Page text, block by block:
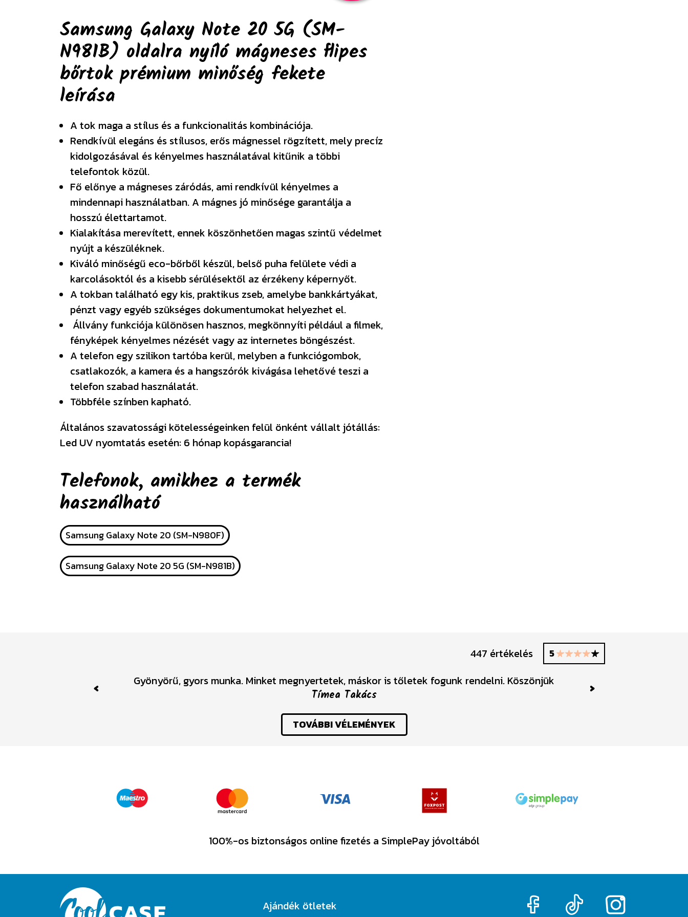
Samsung Galaxy Note 20 5G (SM-
N981B) oldalra nyíló mágneses flipes
bőrtok prémium minőség fekete
leírása
A tok maga a stílus és a funkcionalitás kombinációja.
Rendkívül elegáns és stílusos, erős mágnessel rögzített, mely precíz
kidolgozásával és kényelmes használatával kitűnik a többi
telefontok közül.
Fő előnye a mágneses záródás, ami rendkívül kényelmes a
mindennapi használatban. A mágnes jó minősége garantálja a
hosszú élettartamot.
Kialakítása merevített, ennek köszönhetően magas szintű védelmet
nyújt a készüléknek.
Kiváló minőségű eco-bőrből készül, belső puha felülete védi a
karcolásoktól és a kisebb sérülésektől az érzékeny képernyőt.
A tokban található egy kis, praktikus zseb, amelybe bankkártyákat,
pénzt vagy egyéb szükséges dokumentumokat helyezhet el.
Állvány funkciója különösen hasznos, megkönnyíti például a filmek,
fényképek kényelmes nézését vagy az internetes böngészést.
A telefon egy szilikon tartóba kerül, melyben a funkciógombok,
csatlakozók, a kamera és a hangszórók kivágása lehetővé teszi a
telefon szabad használatát.
Többféle színben kapható.
Általános szavatossági kötelességeinken felül önként vállalt jótállás:
Led UV nyomtatás esetén: 6 hónap kopásgarancia!
Telefonok, amikhez a termék
használható
Samsung Galaxy Note 20 (SM-N980F)
Samsung Galaxy Note 20 5G (SM-N981B)
447 értékelés 5
Gyönyörű, gyors munka. Minket megnyertetek, máskor is tőletek fogunk rendelni. Köszönjük
Tímea Takács
Previous Next
TOVÁBBI VÉLEMÉNYEK
100%-os biztonságos online fizetés a SimplePay jóvoltából
Ajándék ötletek